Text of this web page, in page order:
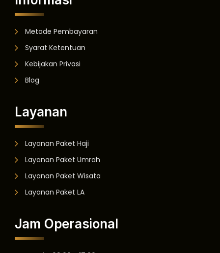
Metode Pembayaran
Syarat Ketentuan
Kebijakan Privasi
Blog
Layanan
Layanan Paket Haji
Layanan Paket Umrah
Layanan Paket Wisata
Layanan Paket LA
Jam Operasional